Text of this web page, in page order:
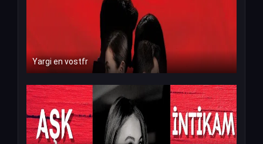
Yargi en vostfr